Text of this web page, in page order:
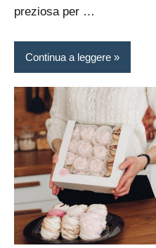
preziosa per …
Continua a leggere